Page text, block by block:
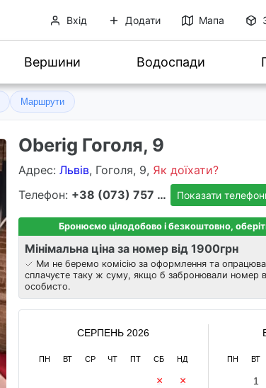
Вхід Додати Мапа
Вершини Водоспади
Маршрути
Oberig Гоголя, 9
Адрес: Львів, Гоголя, 9, Як доїхати?
Телефон:
+38 (073) 757 8303 Показати
Бронюємо цілодобово і безкоштовно,
Мінімальна ціна за номер від 1900грн
Ми не беремо комісію за оформлення та
сплачуєте таку ж суму, якщо б забронювали номер
особисто.
СЕРПЕНЬ 2026
ПН ВТ СР ЧТ ПТ СБ НД
1 2
ПН ВТ
1